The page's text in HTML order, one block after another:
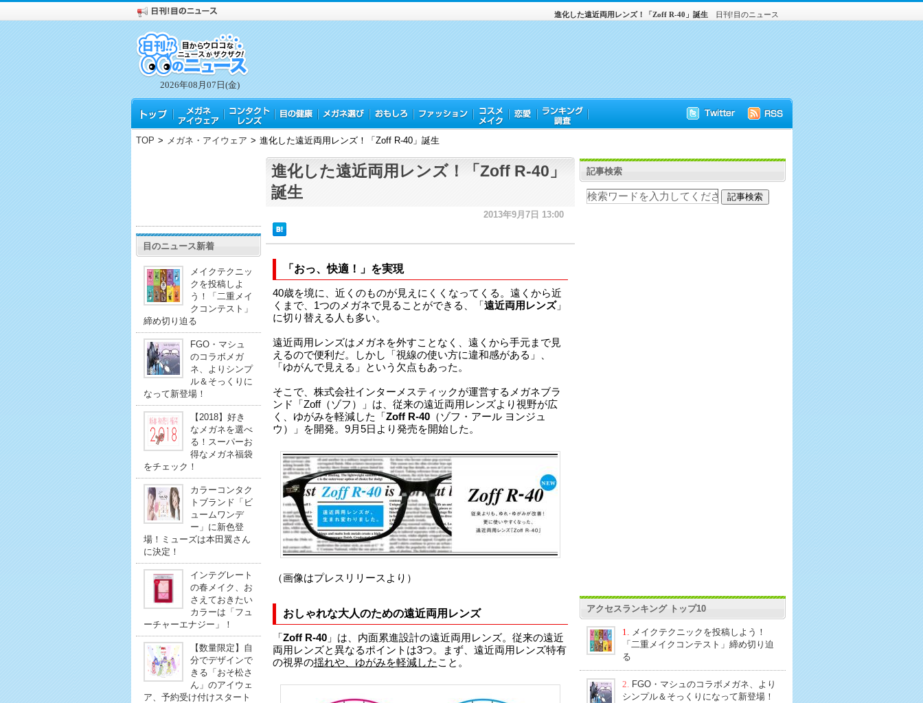
2026年08月07日(金)
日刊!目のニュース
進化した遠近両用レンズ！「Zoff R-40」誕生
TOP > メガネ・アイウェア > 進化した遠近両用レンズ！「Zoff R-40」誕生
目のニュース新着
メイクテクニッ
クを投稿しよ
う！「二重メイ
クコンテスト」
締め切り迫る
FGO・マシュ
のコラボメガ
ネ、よりシンプ
ル＆そっくりに
なって新登場！
【2018】好き
なメガネを選べ
る！スーパーお
得なメガネ福袋
をチェック！
カラーコンタク
トブランド「ビ
ュームワンデ
ー」に新色登
場！ミューズは本田翼さん
に決定！
インテグレート
の春メイク、お
さえておきたい
カラーは「フュ
ーチャーエナジー」！
【数量限定】自
分でデザインで
きる「おそ松さ
ん」のアイウェ
ア、予約受け付けスタート
進化した遠近両用レンズ！「Zoff R-40」
誕生
2013年9月7日 13:00
「おっ、快適！」を実現
40歳を境に、近くのものが見えにくくなってくる。遠くから近
くまで、1つのメガネで見ることができる、「 遠近両用レンズ」
に切り替える人も多い。
遠近両用レンズはメガネを外すことなく、遠くから手元まで見
えるので便利だ。しかし「視線の使い方に違和感がある」、
「ゆがんで見える」という欠点もあった。
そこで、株式会社インターメスティックが運営するメガネブラ
ンド「Zoff（ゾフ）」は、従来の遠近両用レンズより視野が広
く、ゆがみを軽減した「 Zoff R-40（ゾフ・アール ヨンジュ
ウ）」を開発。9月5日より発売を開始した。
（画像はプレスリリースより）
おしゃれな大人のための遠近両用レンズ
「 Zoff R-40」は、内面累進設計の遠近両用レンズ。従来の遠近
両用レンズと異なるポイントは3つ。まず、遠近両用レンズ特有
の視界の揺れや、ゆがみを軽減した こと。
記事検索
アクセスランキング トップ10
1.
メイクテクニックを投稿しよう！
「二重メイクコンテスト」締め切り迫
る
2. FGO・マシュのコラボメガネ、より
シンプル＆そっくりになって新登場！